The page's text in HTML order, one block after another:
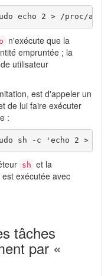
echo 2 > /proc/acpi
n'exécute que la
empruntée ; la
utilisateur
est d'appeler un
de lui faire exécuter
:
sh -c 'echo 2 > /
sh et la
exécutée avec
tâches
par «